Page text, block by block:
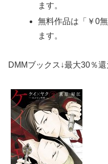
ます。
無料作品は「￥0
ます。
DMMブックス↓最大30％